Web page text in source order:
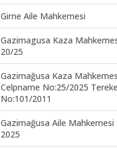
Girne Aile Mahkemesi
Gazimagusa Kaza
20/25
Gazimağusa Kaza
Celpname No:25/2025
No:101/2011
Gazimağusa Aile
2025